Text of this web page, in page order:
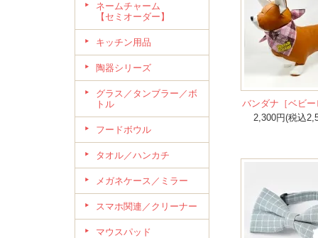
ネームチャーム
【セミオーダー】
キッチン用品
陶器シリーズ
グラス／タンブラー／ボ
トル
フードボウル
タオル／ハンカチ
メガネケース／ミラー
スマホ関連／クリーナー
マウスパッド
バンダナ［ベビ
2,300円(税込